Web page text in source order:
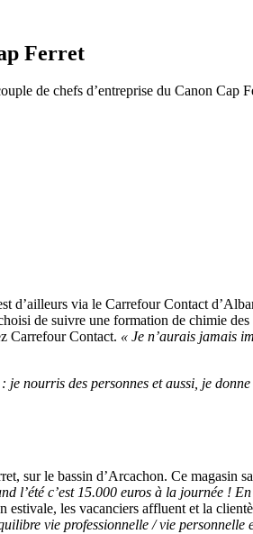
Ferret
de chefs d’entreprise du Canon Cap
via le Carrefour Contact
de suivre une formation de chimie
Carrefour Contact. « Je n’aurais jamais
je nourris des personnes et aussi, je
sur le bassin d’Arcachon. Ce magasin
l’été c’est 15.000 euros à la journée !
estivale, les vacanciers affluent et la
vie professionnelle / vie personnelle